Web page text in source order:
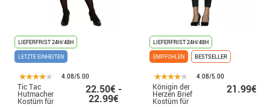
LIEFERFRIST 24H/48H
LETZTE EINHEITEN
4.08/5.00
Tic Tac
Hutmacher
Kostüm für
22.50€ -
22.99€
LIEFERFRIST 24H/48H
EMPFOHLEN
BESTSELLER
4.08/5.00
Königin der
Herzen Brief
Kostüm für
21.99€